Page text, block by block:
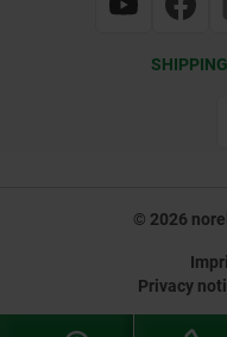
© 2026
Privacy